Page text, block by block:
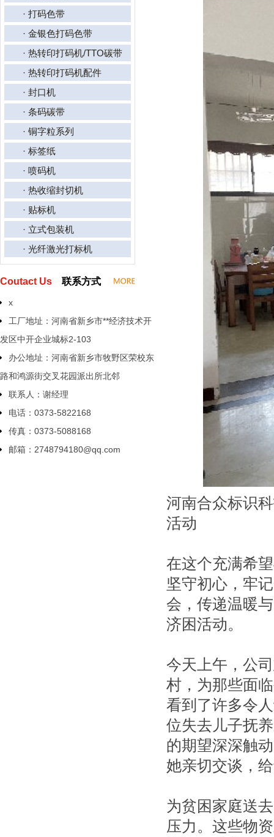
· 打码色带
· 金银色打码色带
· 热转印打码机/TTO碳带
· 热转印打码机配件
· 封口机
· 条码碳带
· 铜字粒系列
· 标签纸
· 喷码机
· 热收缩封切机
· 贴标机
· 立式包装机
· 光纤激光打标机
Coutact Us 联系方式
x
工厂地址：河南省新乡市**经济技术开
发区中开企业城标2-103
办公地址：河南省新乡市牧野区荣校东
路和鸿源街交叉花园派出所北邻
联系人：谢经理
电话：0373-5822168
传真：0373-5088168
邮箱：2748794180@qq.com
河南合众标识
活动
在这个充满希
坚守初心，牢
会，传递温暖
济困活动。
今天上午，公
村，为那些面
看到了许多令
位失去儿子抚
的期望深深触
她亲切交谈，
为贫困家庭送
压力。这些物